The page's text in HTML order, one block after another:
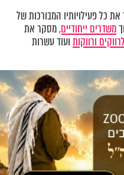
כל פעילויותיו המבורכות של
משדרים ייחודיים,מסקר את
ורווקותועוד עשרות